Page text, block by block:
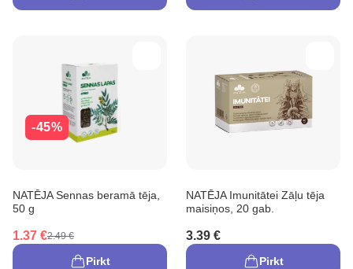
-45%
NATĒJA Sennas beramā tēja,
50 g
1.37 €2.49 €
Pirkt
NATĒJA Imunitātei Zāļu tēja
maisiņos, 20 gab.
3.39 €
Pirkt